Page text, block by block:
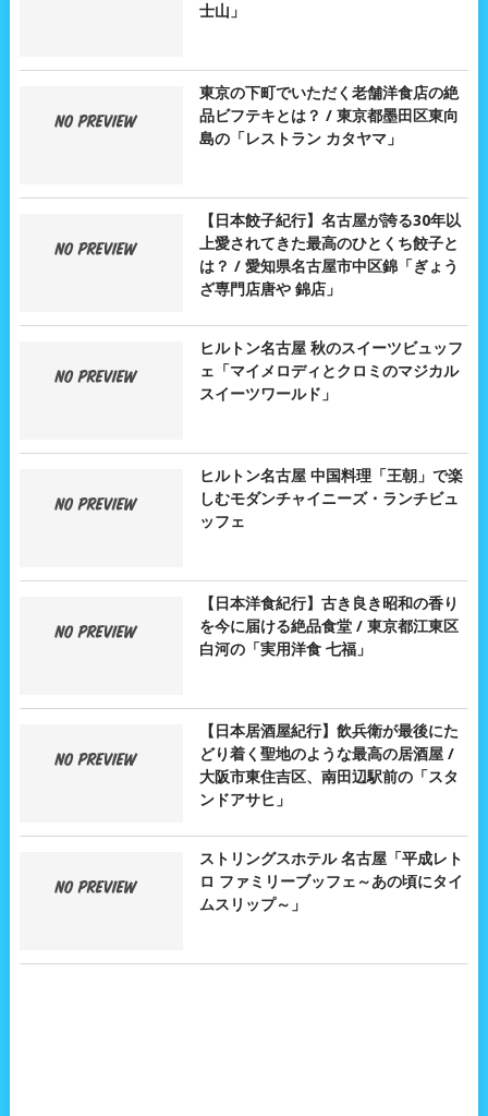
士山」
東京の下町でいただく老舗洋食店の絶
品ビフテキとは？ / 東京都墨田区東向
島の「レストラン カタヤマ」
【日本餃子紀行】名古屋が誇る30年以
上愛されてきた最高のひとくち餃子と
は？ / 愛知県名古屋市中区錦「ぎょう
ざ専門店唐や 錦店」
ヒルトン名古屋 秋のスイーツビュッフ
ェ「マイメロディとクロミのマジカル
スイーツワールド」
ヒルトン名古屋 中国料理「王朝」で楽
しむモダンチャイニーズ・ランチビュ
ッフェ
【日本洋食紀行】古き良き昭和の香り
を今に届ける絶品食堂 / 東京都江東区
白河の「実用洋食 七福」
【日本居酒屋紀行】飲兵衛が最後にた
どり着く聖地のような最高の居酒屋 /
大阪市東住吉区、南田辺駅前の「スタ
ンドアサヒ」
ストリングスホテル 名古屋「平成レト
ロ ファミリーブッフェ～あの頃にタイ
ムスリップ～」